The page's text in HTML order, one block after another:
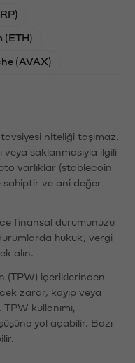
(ETH)
(AVAX)
niteliği taşımaz.
veya saklanmasıyla ilgili
varlıklar (stablecoin
sahiptir ve ani değer
finansal durumunuzu
hukuk, vergi
alın.
(TPW) içeriklerinden
zarar, kayıp veya
kullanımı,
yol açabilir. Bazı